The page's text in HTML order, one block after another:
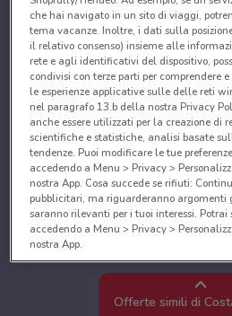
Offerte simili di
che hai navigato in un sito di viaggi,
tema vacanze. Inoltre, i dati sulla
il relativo consenso) insieme alle
rete e agli identificativi del dispositivo,
condivisi con terze parti per comprendere
le esperienze applicative sulle delle reti
nel paragrafo 13.b della nostra Privacy
anche essere utilizzati per la creazione di
scientifiche e statistiche, analisi basate
tendenze. Puoi modificare le tue
accedendo a Menu > Privacy >
nostra App. Cosa succede se rifiuti:
pubblicitari, ma riguarderanno argomenti
saranno rilevanti per i tuoi interessi. Potrai
accedendo a Menu > Privacy >
nostra App.
Noi e i nostri partner trattiamo i
Utilizzare dati di geolocalizzazione precisi.
caratteristiche del dispositivo ai fini